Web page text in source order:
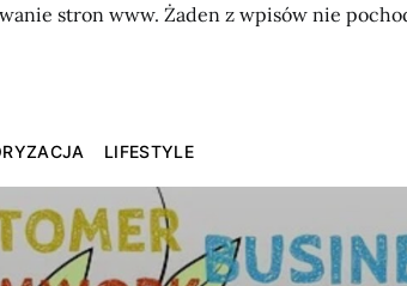
stron www. Żaden z wpisów nie
LIFESTYLE